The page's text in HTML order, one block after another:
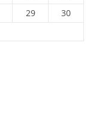
29
30